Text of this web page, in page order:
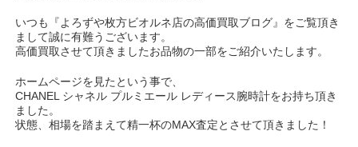
いつも『よろずや枚方ビオルネ店の高価買取ブログ』をご覧頂き
まして誠に有難うございます。
高価買取させて頂きましたお品物の一部をご紹介いたします。
ホームページを見たという事で、
CHANEL シャネル プルミエール レディース腕時計をお持ち頂き
ました。
状態、相場を踏まえて精一杯のMAX査定とさせて頂きました！